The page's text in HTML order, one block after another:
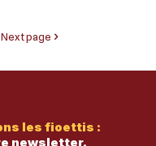
Next page
les fioettis :
newsletter.